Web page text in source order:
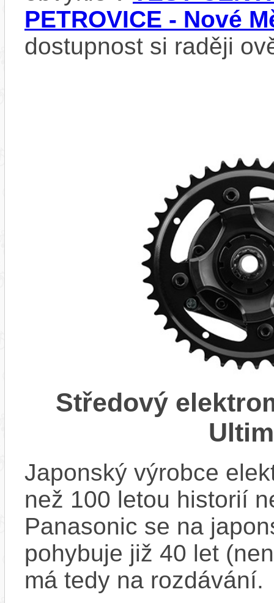
PETROVICE - Nové
dostupnost si raději
Středový
Japonský výrobce
než 100 letou historií
Panasonic se na
pohybuje již 40 let
má tedy na rozdávání.